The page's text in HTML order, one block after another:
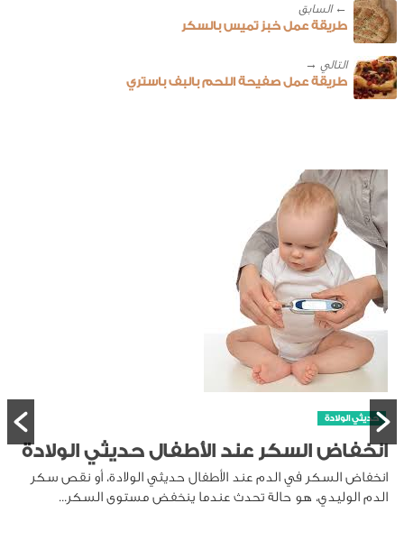
← ‎السابق
طريقة عمل خبز تميس بالسكر
طريقة عمل صفيحة اللحم بالبف باستري
حديثي الولادة
الولادة، أو نقص سكر
مستوى السكر...